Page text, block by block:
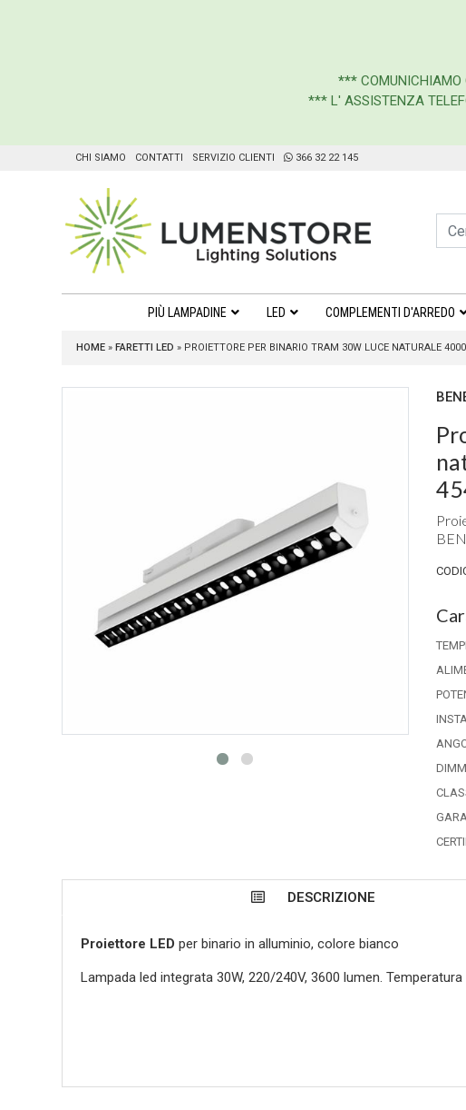
*** COMUNICHIAMO
*** L' ASSISTENZA
CHI SIAMO CONTATTI SERVIZIO CLIENTI 366 32 22 145
PIÙ LAMPADINE LED COMPLEMENTI D'ARREDO
HOME» FARETTI LED » PROIETTORE PER BINARIO TRAM 30W LUCE NATURALE
Proiettore per binario TRAM 30W luce
DESCRIZIONE
Proiettore LED per binario in alluminio, colore bianco
Lampada led integrata 30W, 220/240V, 3600 lumen.